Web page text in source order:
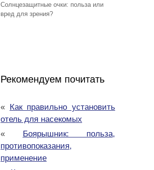
Солнцезащитные очки: польза или
вред для зрения?
Рекомендуем почитать
«
Как правильно установить
отель для насекомых
«
Боярышник: польза,
противопоказания,
применение